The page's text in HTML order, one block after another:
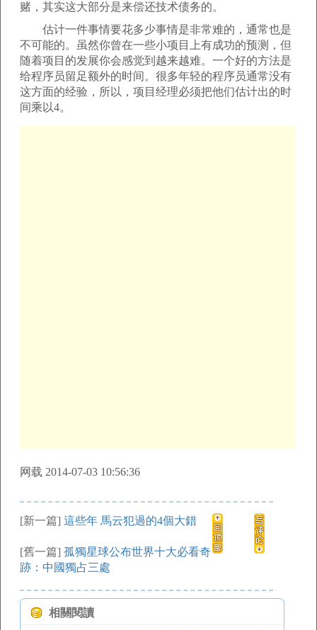
赌，其实这大部分是来偿还技术债务的。
估计一件事情要花多少事情是非常难的，通常也是
不可能的。虽然你曾在一些小项目上有成功的预测，但
随着项目的发展你会感觉到越来越难。一个好的方法是
给程序员留足额外的时间。很多年轻的程序员通常没有
这方面的经验，所以，项目经理必须把他们估计出的时
间乘以4。
网载 2014-07-03 10:56:36
[新一篇] 這些年 馬云犯過的4個大錯
[舊一篇] 孤獨星球公布世界十大必看奇
跡：中國獨占三處
相關閱讀